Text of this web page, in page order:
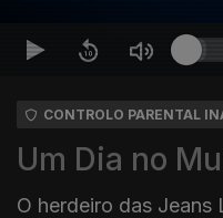
CONTROLO PARENTAL
Um Dia no
O herdeiro das